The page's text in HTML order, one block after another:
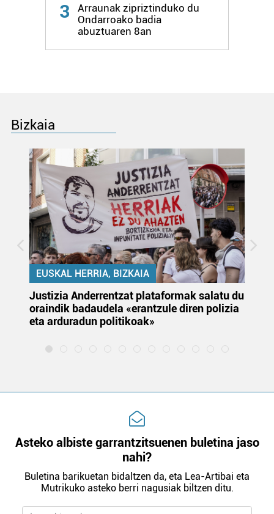
3
Arraunak zipriztinduko du
Ondarroako badia
abuztuaren 8an
Bizkaia
EUSKAL HERRIA, BIZKAIA
Justizia Anderrentzat plataformak salatu du
oraindik badaudela «erantzule diren polizia
eta arduradun politikoak»
Asteko albiste garrantzitsuenen buletina jaso
nahi?
Buletina barikuetan bidaltzen da, eta Lea-Artibai eta
Mutrikuko asteko berri nagusiak biltzen ditu.